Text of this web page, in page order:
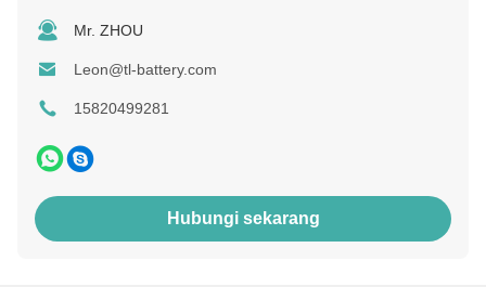
Mr. ZHOU
Leon@tl-battery.com
15820499281
Hubungi sekarang